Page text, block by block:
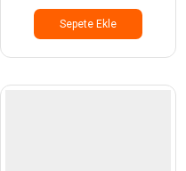
Sepete Ekle